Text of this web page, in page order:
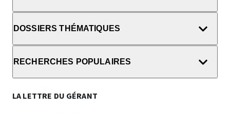
DOSSIERS THÉMATIQUES
RECHERCHES POPULAIRES
LA LETTRE DU GÉRANT